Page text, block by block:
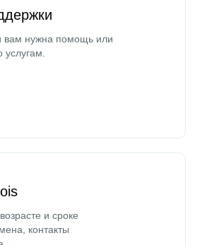
вам нужна помощь или
услугам.
и сроке
контакты